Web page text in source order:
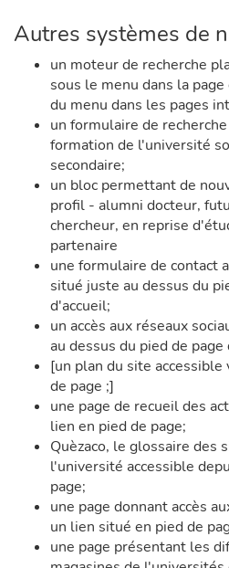
Autres systèmes de
un moteur de recherche
sous le menu dans la
du menu dans les pages
un formulaire de
formation de l'université
secondaire;
un bloc permettant de
profil - alumni docteur,
chercheur, en reprise
partenaire
une formulaire de contact
situé juste au dessus du
d'accueil;
un accès aux réseaux
au dessus du pied de
[un plan du site
de page ;]
une page de recueil des
lien en pied de page;
Quèzaco, le glossaire des
l'université accessible
page;
une page donnant accès
un lien situé en pied de
une page présentant les